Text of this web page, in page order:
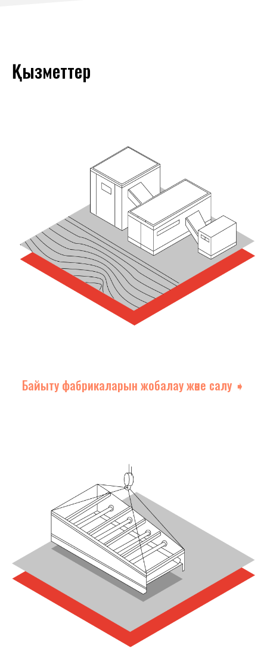
Қызметтер
Байыту фабрикаларын жобалау және салу ➧